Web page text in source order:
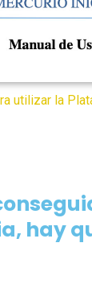
utilizar la
hay